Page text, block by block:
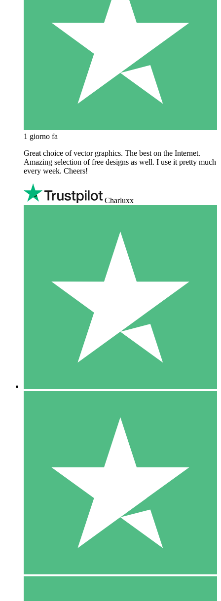
1 giorno fa
Great choice of vector graphics. The best on the Internet.
Amazing selection of free designs as well. I use it pretty much
every week. Cheers!
Charluxx